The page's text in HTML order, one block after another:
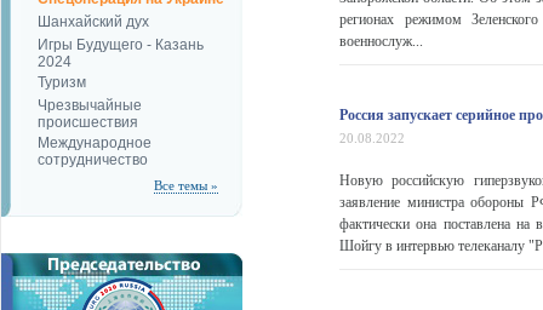
Шанхайский дух
Игры Будущего - Казань
2024
Туризм
Чрезвычайные
происшествия
Международное
сотрудничество
Все темы »
регионах режимом
военнослуж...
Россия запускает серийное
20.08.2022
Новую российскую
заявление министра обороны
фактически она поставлена
Шойгу в интервью телеканалу